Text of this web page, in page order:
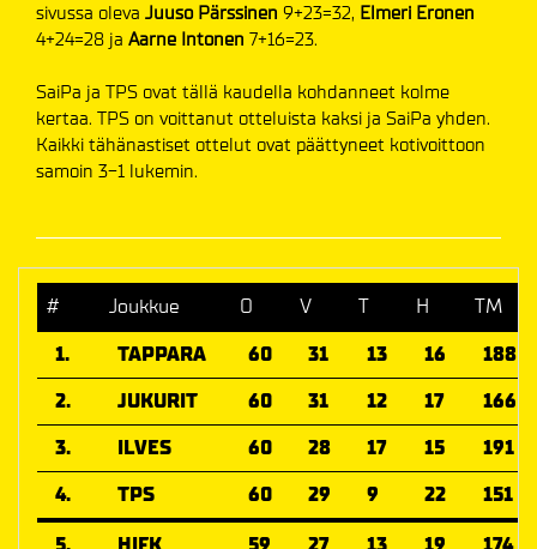
sivussa oleva Juuso Pärssinen 9+23=32, Elmeri Eronen
4+24=28 ja Aarne Intonen 7+16=23.
SaiPa ja TPS ovat tällä kaudella kohdanneet kolme
kertaa. TPS on voittanut otteluista kaksi ja SaiPa yhden.
Kaikki tähänastiset ottelut ovat päättyneet kotivoittoon
samoin 3-1 lukemin.
# Joukkue O V T H
TM
1.
TAPPARA 60 31 13 16
188
2.
JUKURIT 60 31 12 17
166
3.
ILVES 60 28 17 15
191
4.
TPS 60 29 9 22
151